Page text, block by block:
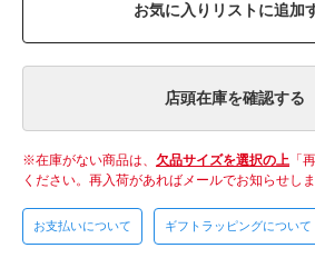
お気に入りリストに追加
店頭在庫を確認する
在庫がない商品は、 欠品サイズを選択の上 「
ください。 再入荷があればメールでお知らせしま
お支払いについて ギフトラッピングについて